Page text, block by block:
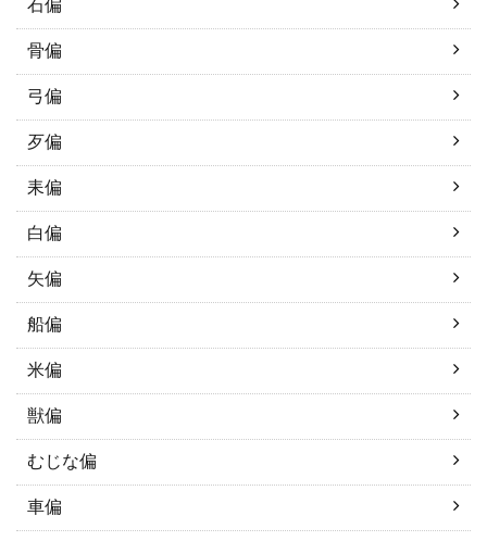
石偏
骨偏
弓偏
歹偏
耒偏
白偏
矢偏
船偏
米偏
獣偏
むじな偏
車偏